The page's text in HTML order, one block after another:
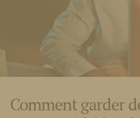
Comment garder